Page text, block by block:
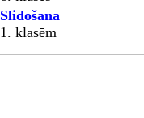
Slidošana
1. klasēm